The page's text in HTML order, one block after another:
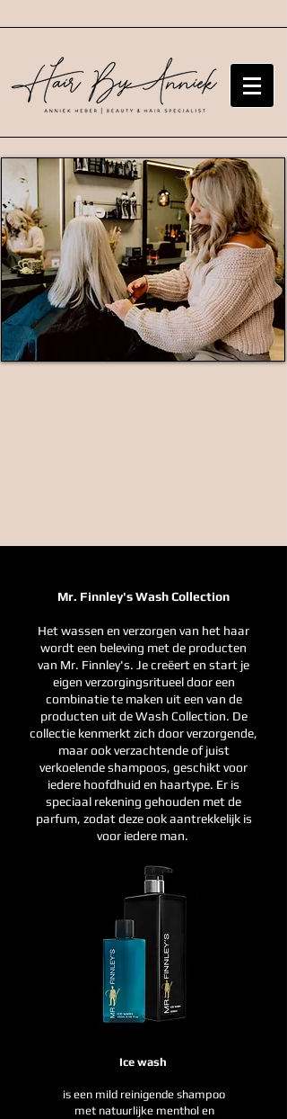
Mr. Finnley's Wash Collection
Het wassen en verzorgen van het haar
wordt een beleving met de producten
van Mr. Finnley's. Je creëert en start je
eigen verzorgingsritueel door een
combinatie te maken uit een van de
producten uit de Wash Collection. De
collectie kenmerkt zich door verzorgende,
maar ook verzachtende of juist
verkoelende shampoos, geschikt voor
iedere hoofdhuid en haartype. Er is
speciaal rekening gehouden met de
parfum, zodat deze ook aantrekkelijk is
voor iedere man.
Ice wash
is een mild reinigende shampoo
met natuurlijke menthol en